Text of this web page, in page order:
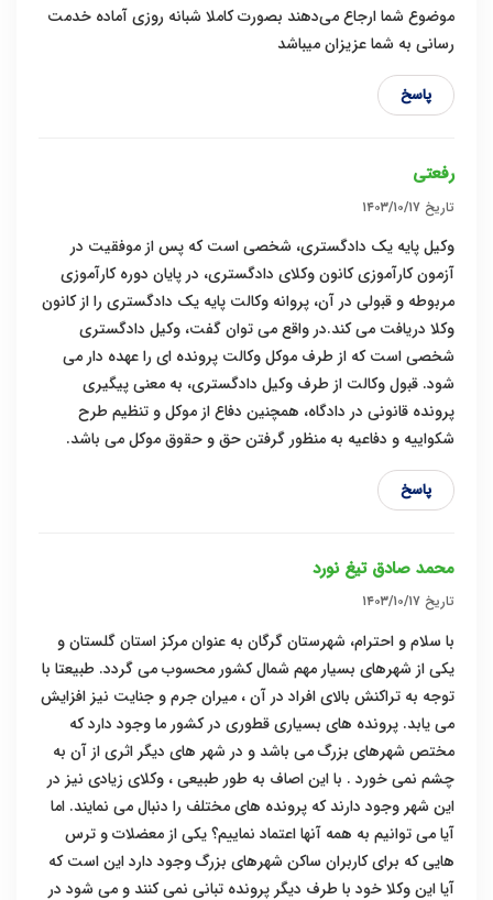
موضوع شما ارجاع می‌دهند بصورت کاملا شبانه روزی آماده خدمت
رسانی به شما عزیزان میباشد
پاسخ
رفعتی
تاریخ ۱۴۰۳/۱۰/۱۷
وکیل پایه یک دادگستری، شخصی است که پس از موفقیت در
آزمون کارآموزی کانون وکلای دادگستری، در پایان دوره کارآموزی
مربوطه و قبولی در آن، پروانه وکالت پایه یک دادگستری را از کانون
وکلا دریافت می کند.در واقع می توان گفت، وکیل دادگستری
شخصی است که از طرف موکل وکالت پرونده ای را عهده دار می
شود. قبول وکالت از طرف وکیل دادگستری، به معنی پیگیری
پرونده قانونی در دادگاه، همچنین دفاع از موکل و تنظیم طرح
شکواییه و دفاعیه به منظور گرفتن حق و حقوق موکل می باشد.
پاسخ
محمد صادق تیغ نورد
تاریخ ۱۴۰۳/۱۰/۱۷
با سلام و احترام، شهرستان گرگان به عنوان مرکز استان گلستان و
یکی از شهرهای بسیار مهم شمال کشور محسوب می گردد. طبیعتا با
توجه به تراکنش بالای افراد در آن ، میران جرم و جنایت نیز افزایش
می یابد. پرونده های بسیاری قطوری در کشور ما وجود دارد که
مختص شهرهای بزرگ می باشد و در شهر های دیگر اثری از آن به
چشم نمی خورد . با این اصاف به طور طبیعی ، وکلای زیادی نیز در
این شهر وجود دارند که پرونده های مختلف را دنبال می نمایند. اما
آیا می توانیم به همه آنها اعتماد نماییم؟ یکی از معضلات و ترس
هایی که برای کاربران ساکن شهرهای بزرگ وجود دارد این است که
آیا این وکلا خود با طرف دیگر پرونده تبانی نمی کنند و می شود در